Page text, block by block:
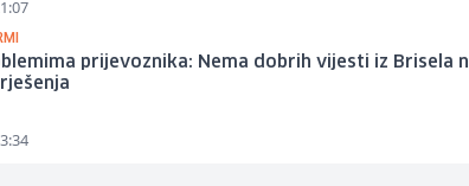
prijevoznika: Nema dobrih vijesti iz Brisela ni